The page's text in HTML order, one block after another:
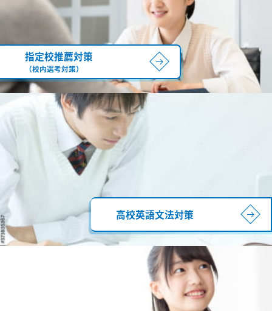
指定校推薦対策
（校内選考対策）
高校英語文法対策